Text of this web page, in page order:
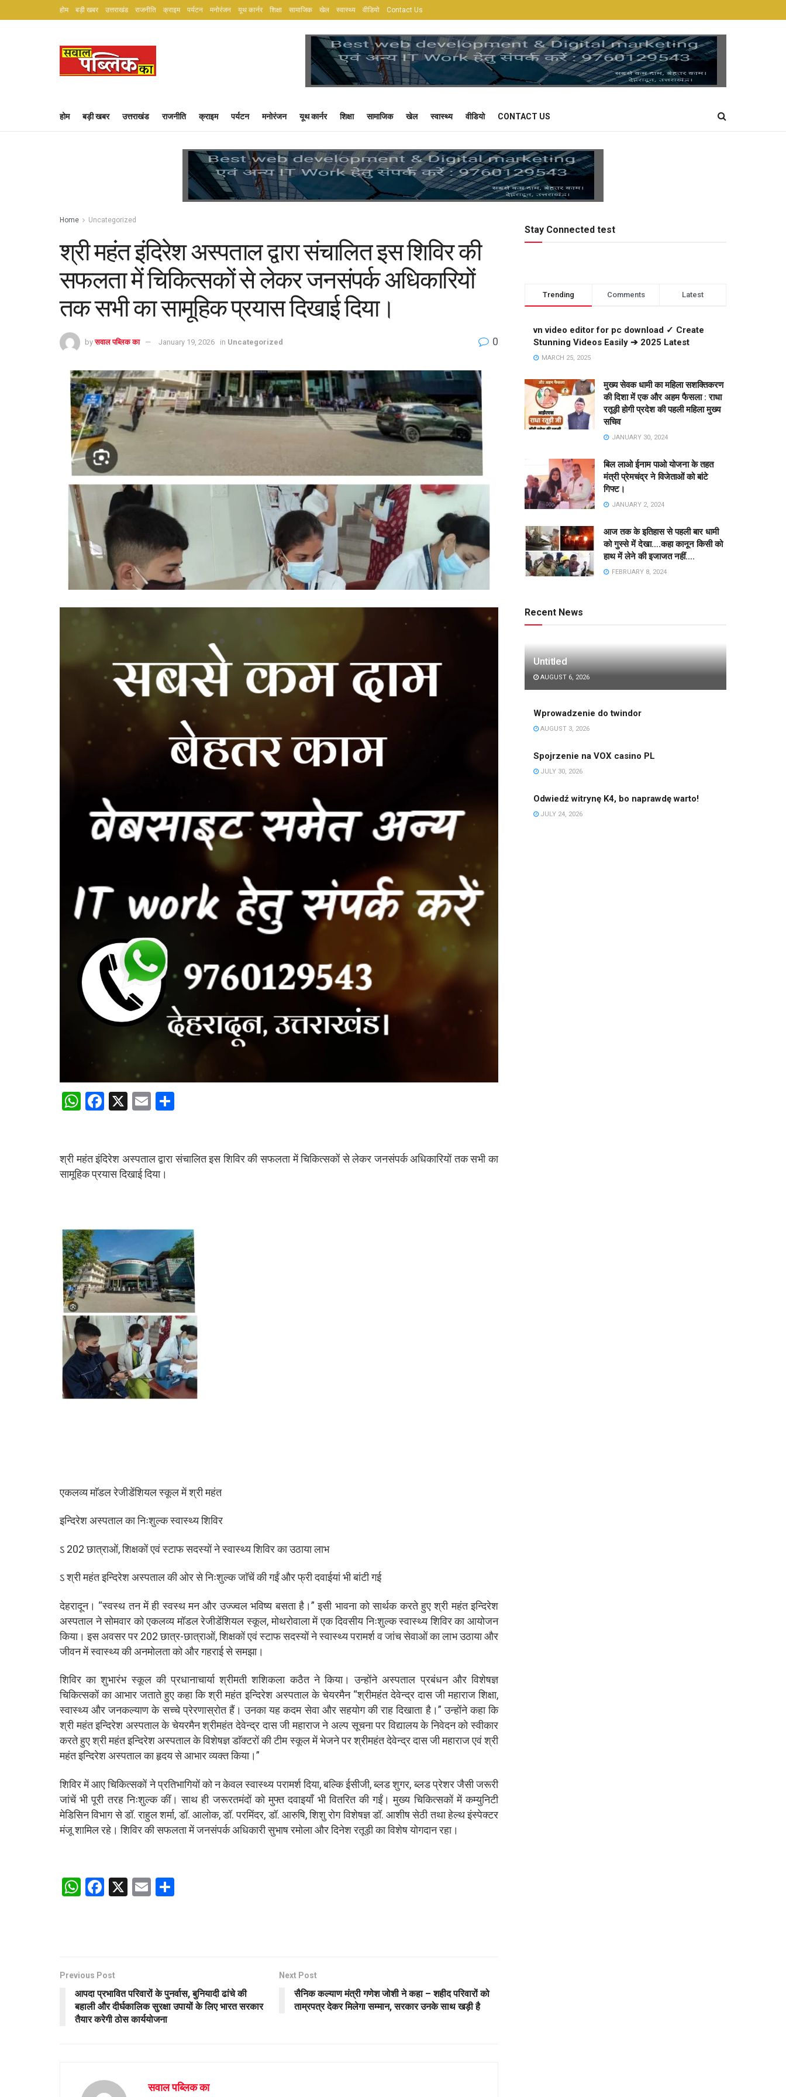
होम बड़ी खबर उत्तराखंड राजनीति क्राइम पर्यटन मनोरंजन यूथ कार्नर शिक्षा सामाजिक खेल स्वास्थ्य वीडियो Contact Us
होम बड़ी खबर उत्तराखंड राजनीति क्राइम पर्यटन मनोरंजन यूथ कार्नर शिक्षा सामाजिक खेल स्वास्थ्य वीडियो CONTACT US
Home Uncategorized
श्री महंत इंदिरेश अस्पताल द्वारा संचालित इस शिविर की
सफलता में चिकित्सकों से लेकर जनसंपर्क अधिकारियों
तक सभी का सामूहिक प्रयास दिखाई दिया।
by सवाल पब्लिक का January 19, 2026 in Uncategorized 0
W
s
A
F
b
o
X
E
e
श्री महंत इंदिरेश अस्पताल द्वारा संचालित इस शिविर की सफलता में चिकित्सकों से लेकर जनसंपर्क अधिकारियों तक सभी का
सामूहिक प्रयास दिखाई दिया।
एकलव्य माॅडल रेजीडेंशियल स्कूल में श्री महंत
इन्दिरेश अस्पताल का निःशुल्क स्वास्थ्य शिविर
ऽ 202 छात्राओं, शिक्षकों एवं स्टाफ सदस्यों ने स्वास्थ्य शिविर का उठाया लाभ
ऽ श्री महंत इन्दिरेश अस्पताल की ओर से निःशुल्क जाॅचें की गईं और फ्री दवाईयां भी बांटी गई
देहरादून। “स्वस्थ तन में ही स्वस्थ मन और उज्ज्वल भविष्य बसता है।” इसी भावना को सार्थक करते हुए श्री महंत इन्दिरेश
अस्पताल ने सोमवार को एकलव्य मॉडल रेजीडेंशियल स्कूल, मोथरोवाला में एक दिवसीय निःशुल्क स्वास्थ्य शिविर का आयोजन
किया। इस अवसर पर 202 छात्र-छात्राओं, शिक्षकों एवं स्टाफ सदस्यों ने स्वास्थ्य परामर्श व जांच सेवाओं का लाभ उठाया और
जीवन में स्वास्थ्य की अनमोलता को और गहराई से समझा।
शिविर का शुभारंभ स्कूल की प्रधानाचार्या श्रीमती शशिकला कठैत ने किया। उन्होंने अस्पताल प्रबंधन और विशेषज्ञ
चिकित्सकों का आभार जताते हुए कहा कि श्री महंत इन्दिरेश अस्पताल के चेयरमैन “श्रीमहंत देवेन्द्र दास जी महाराज शिक्षा,
स्वास्थ्य और जनकल्याण के सच्चे प्रेरणास्रोत हैं। उनका यह कदम सेवा और सहयोग की राह दिखाता है।” उन्होंने कहा कि
श्री महंत इन्दिरेश अस्पताल के चेयरमैन श्रीमहंत देवेन्द्र दास जी महाराज ने अल्प सूचना पर विद्यालय के निवेदन को स्वीकार
करते हुए श्री महंत इन्दिरेश अस्पताल के विशेषज्ञ डाॅक्टरों की टीम स्कूल में भेजने पर श्रीमहंत देवेन्द्र दास जी महाराज एवं श्री
महंत इन्दिरेश अस्पताल का हृदय से आभार व्यक्त किया।”
शिविर में आए चिकित्सकों ने प्रतिभागियों को न केवल स्वास्थ्य परामर्श दिया, बल्कि ईसीजी, ब्लड शुगर, ब्लड प्रेशर जैसी जरूरी
जांचें भी पूरी तरह निःशुल्क कीं। साथ ही जरूरतमंदों को मुफ्त दवाइयाँ भी वितरित की गईं। मुख्य चिकित्सकों में कम्युनिटी
मेडिसिन विभाग से डॉ. राहुल शर्मा, डॉ. आलोक, डॉ. परमिंदर, डॉ. आरुषि, शिशु रोग विशेषज्ञ डॉ. आशीष सेठी तथा हेल्थ इंस्पेक्टर
मंजू शामिल रहे। शिविर की सफलता में जनसंपर्क अधिकारी सुभाष रमोला और दिनेश रतूड़ी का विशेष योगदान रहा।
W
p
p
F
o
k
X
E
Previous Post
आपदा प्रभावित परिवारों के पुनर्वास, बुनियादी ढांचे की
बहाली और दीर्घकालिक सुरक्षा उपायों के लिए भारत सरकार
तैयार करेगी ठोस कार्ययोजना
Next Post
सैनिक कल्याण मंत्री गणेश जोशी ने कहा – शहीद परिवारों को
ताम्रपत्र देकर मिलेगा सम्मान, सरकार उनके साथ खड़ी है
सवाल पब्लिक का
Stay Connected test
Trending Comments Latest
vn video editor for pc download ✓ Create
Stunning Videos Easily ➔ 2025 Latest
MARCH 25, 2025
मुख्य सेवक धामी का महिला सशक्तिकरण
की दिशा में एक और अहम फैसला : राधा
रतूड़ी होगी प्रदेश की पहली महिला मुख्य
सचिव
JANUARY 30, 2024
बिल लाओ ईनाम पाओ योजना के तहत
मंत्री प्रेमचंद्र ने विजेताओं को बांटे
गिफ्ट।
JANUARY 2, 2024
आज तक के इतिहास से पहली बार धामी
को गुस्से में देखा….कहा कानून किसी को
हाथ में लेने की इजाजत नहीं….
FEBRUARY 8, 2024
Recent News
Untitled
AUGUST 6, 2026
Wprowadzenie do twindor
AUGUST 3, 2026
Spojrzenie na VOX casino PL
JULY 30, 2026
Odwiedź witrynę K4, bo naprawdę warto!
JULY 24, 2026